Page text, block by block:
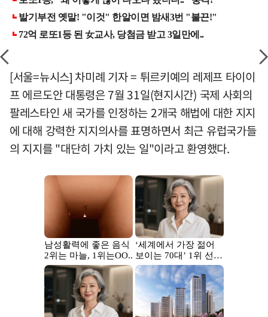
[서울=뉴시스] 차미례 기자 = 튀르키예의 레제프 타이이
프 에르도안 대통령은 7월 31일(현지시간) 국제 사회의
팔레스타인 새 국가를 인정하는 2개국 해법에 대한 지지
에 대해 강력한 지지의사를 표명하면서 최근 유럽국가들
의 지지를 "대단히 가치 있는 일"이라고 환영했다.